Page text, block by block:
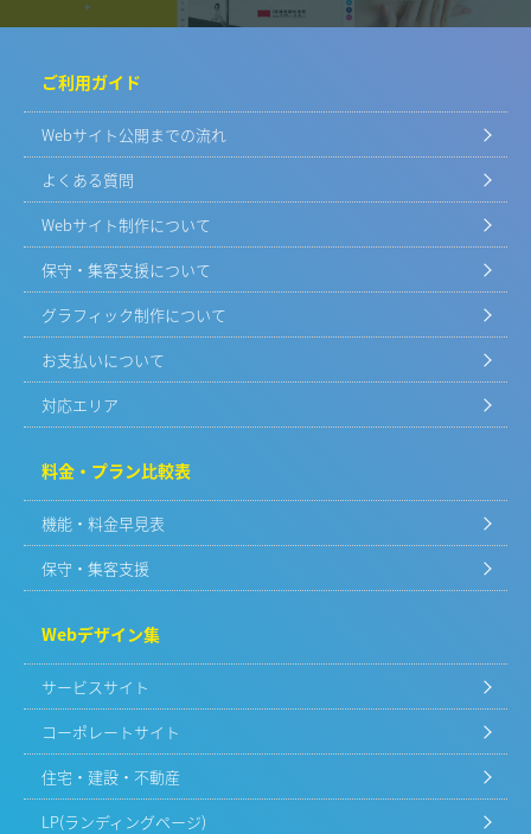
ご利用ガイド
Webサイト公開までの流れ
よくある質問
Webサイト制作について
保守・集客支援について
グラフィック制作について
お支払いについて
対応エリア
料金・プラン比較表
機能・料金早見表
保守・集客支援
Webデザイン集
サービスサイト
コーポレートサイト
住宅・建設・不動産
LP(ランディングページ)